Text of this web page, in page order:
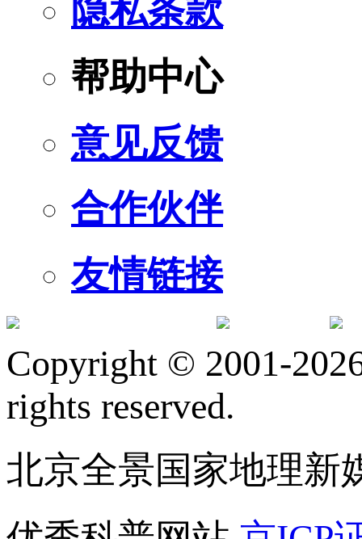
隐私条款
帮助中心
意见反馈
合作伙伴
友情链接
Copyright © 2001-
rights reserved.
北京全景国家地理新